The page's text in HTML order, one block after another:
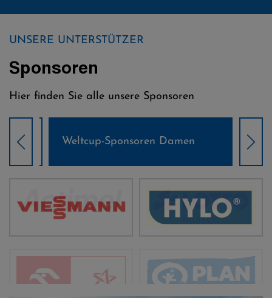
UNSERE UNTERSTÜTZER
Sponsoren
Hier finden Sie alle unsere Sponsoren
Weltcup-Sponsoren Damen